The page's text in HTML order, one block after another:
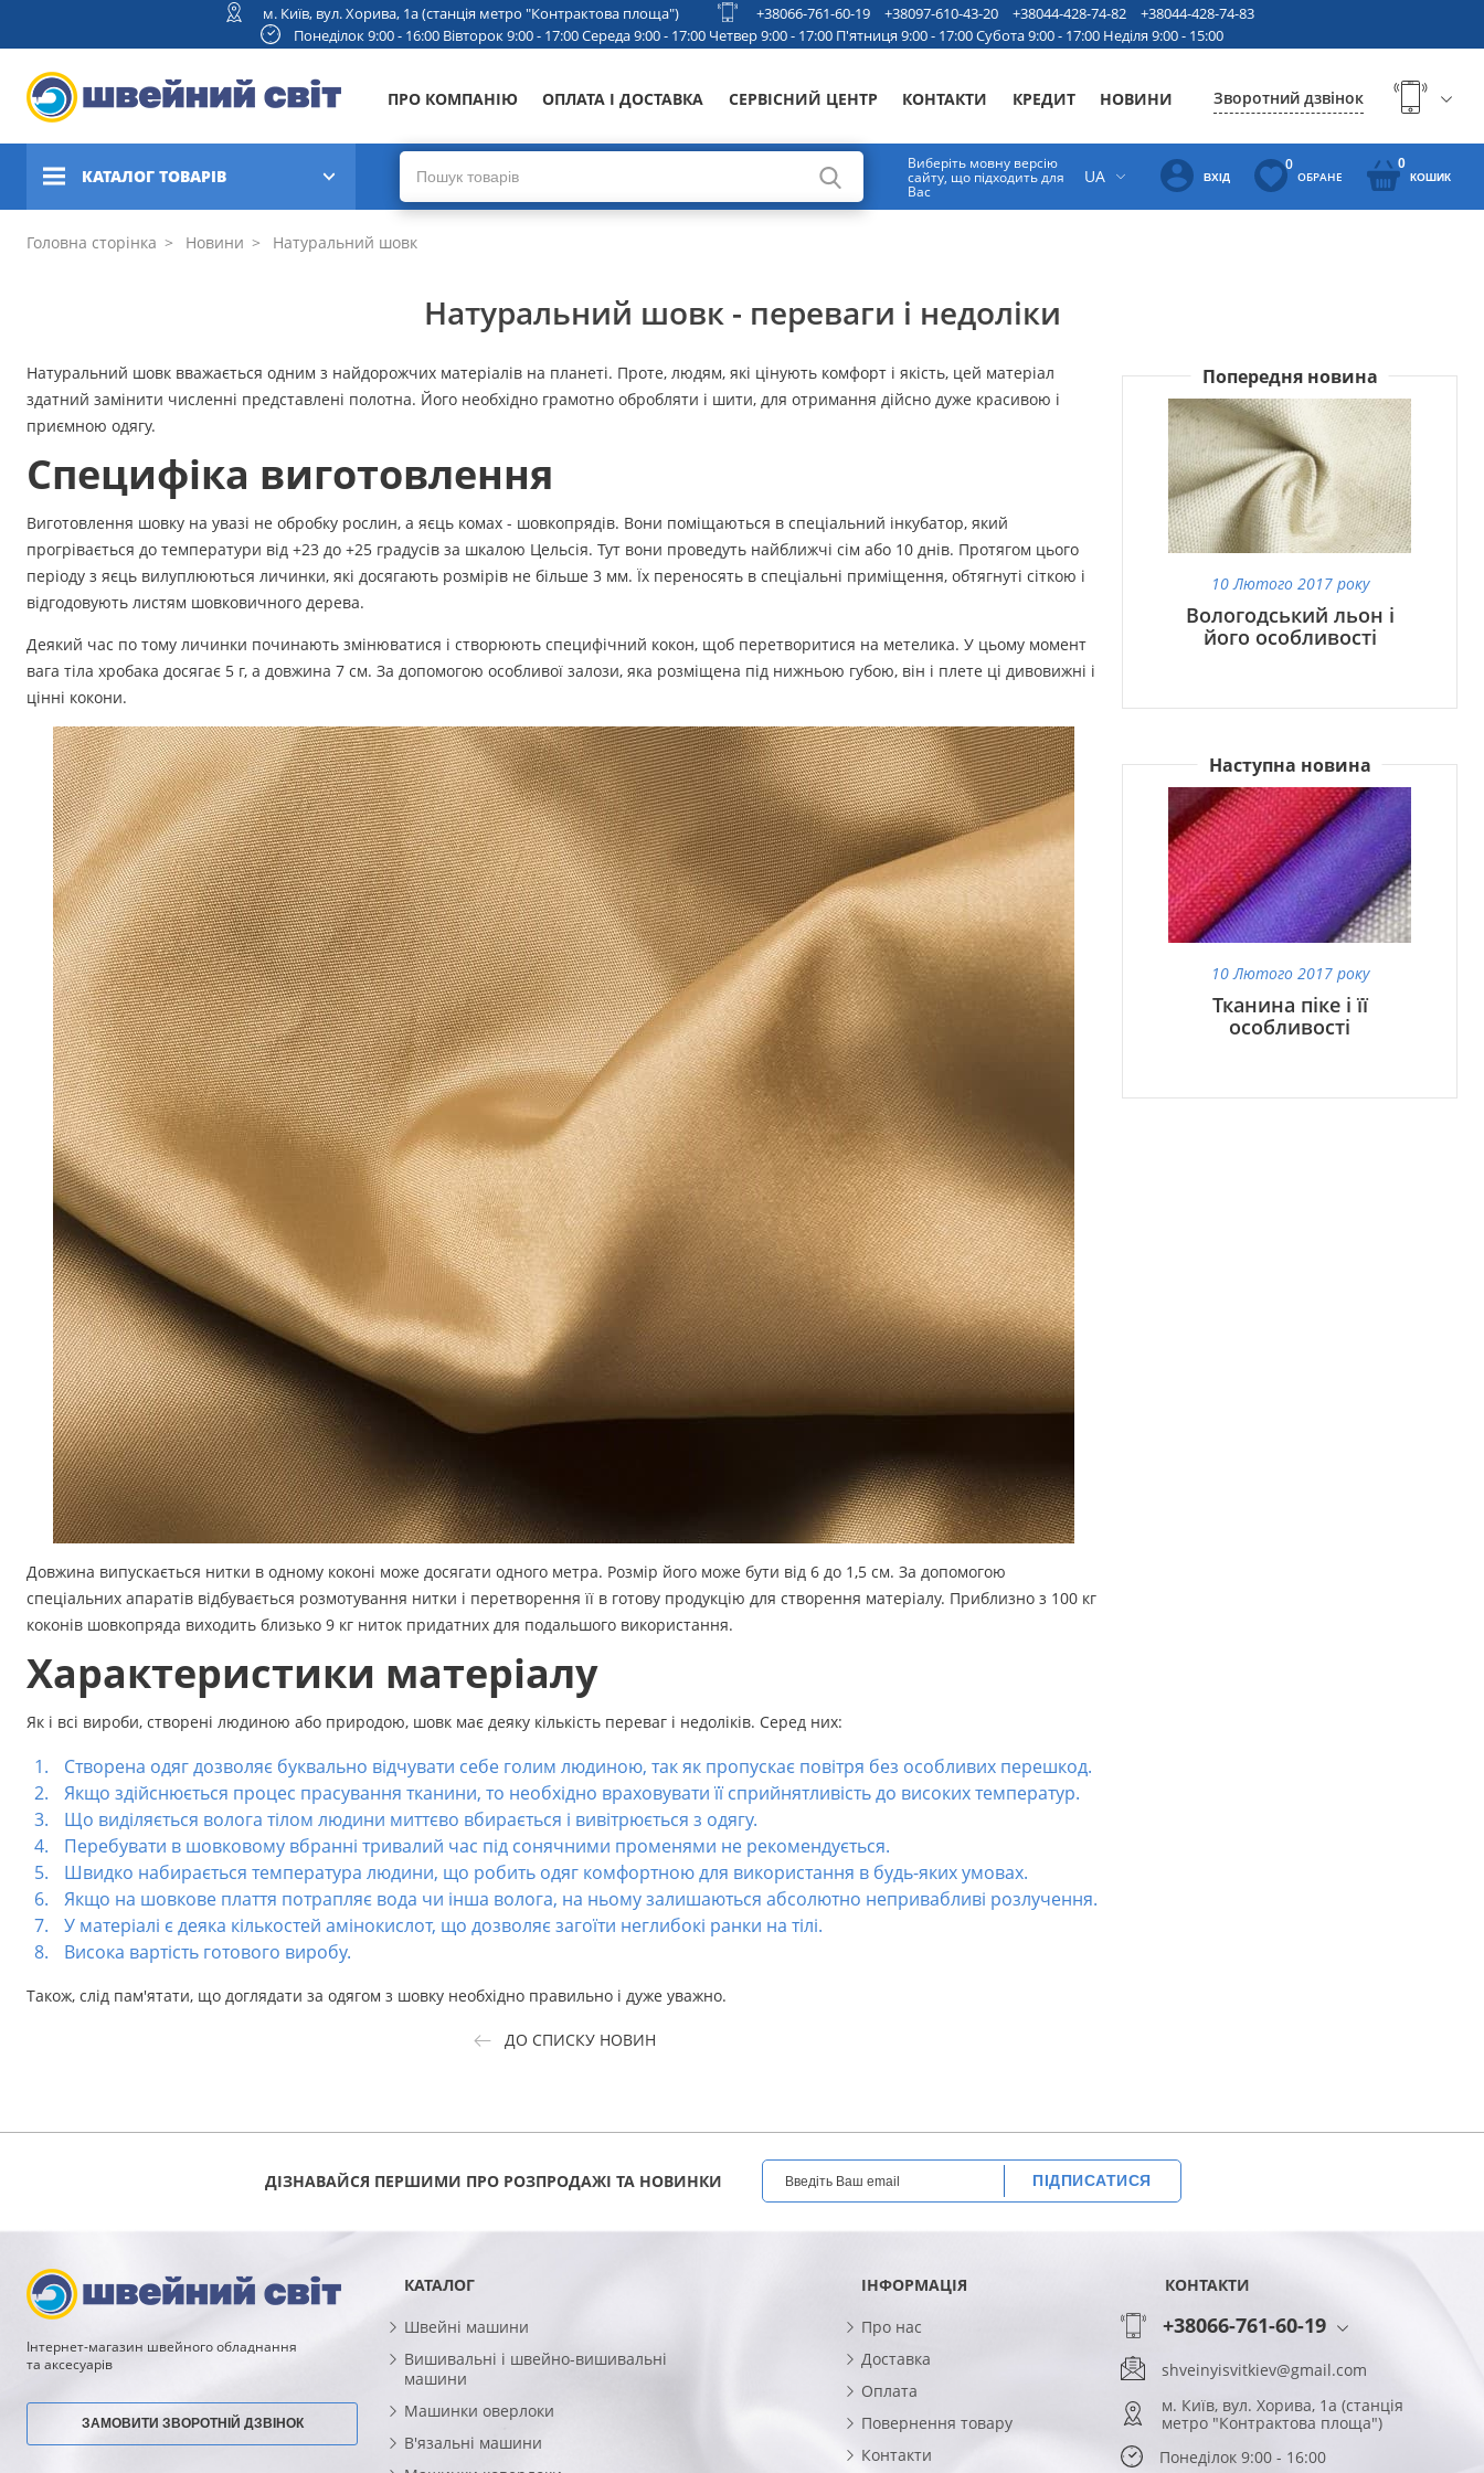
м. Київ, вул. Хорива, 1а (станція метро "Контрактова площа") +38066-761-60-19 +38097-610-43-20 +38044-428-74-82
+38044-428-74-83
Понеділок 9:00 - 16:00 Вівторок 9:00 - 17:00 Середа 9:00 - 17:00 Четвер 9:00 - 17:00 П'ятниця 9:00 - 17:00 Субота 9:00 - 17:00 Неділя 9:00 - 15:00
ПРО КОМПАНІЮ ОПЛАТА І ДОСТАВКА СЕРВІСНИЙ ЦЕНТР КОНТАКТИ КРЕДИТ НОВИНИ Зворотний дзвінок
КАТАЛОГ ТОВАРІВ
Швейні машини
Коверлоки, оверлоки,
плоскошовні машини
В'язальні машини
Бренди
Виберіть мовну версію
сайту, що підходить для
Вас
UA ВХІД
0
ОБРАНЕ
0
КОШИК
Головна сторінка Новини Натуральний шовк
Натуральний шовк - переваги і недоліки
Натуральний шовк вважається одним з найдорожчих матеріалів на планеті. Проте, людям, які цінують комфорт і якість, цей матеріал
здатний замінити численні представлені полотна. Його необхідно грамотно обробляти і шити, для отримання дійсно дуже красивою і
приємною одягу.
Специфіка виготовлення
Виготовлення шовку на увазі не обробку рослин, а яєць комах - шовкопрядів. Вони поміщаються в спеціальний інкубатор, який
прогрівається до температури від +23 до +25 градусів за шкалою Цельсія. Тут вони проведуть найближчі сім або 10 днів. Протягом цього
періоду з яєць вилуплюються личинки, які досягають розмірів не більше 3 мм. Їх переносять в спеціальні приміщення, обтягнуті сіткою і
відгодовують листям шовковичного дерева.
Деякий час по тому личинки починають змінюватися і створюють специфічний кокон, щоб перетворитися на метелика. У цьому момент
вага тіла хробака досягає 5 г, а довжина 7 см. За допомогою особливої залози, яка розміщена під нижньою губою, він і плете ці дивовижні і
цінні кокони.
Довжина випускається нитки в одному коконі може досягати одного метра. Розмір його може бути від 6 до 1,5 см. За допомогою
спеціальних апаратів відбувається розмотування нитки і перетворення її в готову продукцію для створення матеріалу. Приблизно з 100 кг
коконів шовкопряда виходить близько 9 кг ниток придатних для подальшого використання.
Характеристики матеріалу
Як і всі вироби, створені людиною або природою, шовк має деяку кількість переваг і недоліків. Серед них:
Створена одяг дозволяє буквально відчувати себе голим людиною, так як пропускає повітря без особливих перешкод.
Якщо здійснюється процес прасування тканини, то необхідно враховувати її сприйнятливість до високих температур.
Що виділяється волога тілом людини миттєво вбирається і вивітрюється з одягу.
Перебувати в шовковому вбранні тривалий час під сонячними променями не рекомендується.
Швидко набирається температура людини, що робить одяг комфортною для використання в будь-яких умовах.
Якщо на шовкове плаття потрапляє вода чи інша волога, на ньому залишаються абсолютно непривабливі розлучення.
У матеріалі є деяка кількостей амінокислот, що дозволяє загоїти неглибокі ранки на тілі.
Висока вартість готового виробу.
Також, слід пам'ятати, що доглядати за одягом з шовку необхідно правильно і дуже уважно.
ДО СПИСКУ НОВИН
Попередня новина
10 Лютого 2017 року
Вологодський льон і
його особливості
Наступна новина
10 Лютого 2017 року
Тканина піке і її
особливості
ДІЗНАВАЙСЯ ПЕРШИМИ ПРО РОЗПРОДАЖІ ТА НОВИНКИ ПІДПИСАТИСЯ
Інтернет-магазин швейного обладнання
та аксесуарів
ЗАМОВИТИ ЗВОРОТНІЙ ДЗВІНОК
КАТАЛОГ
Швейні машини
Вишивальні і швейно-вишивальні
машини
Машинки оверлоки
В'язальні машини
ІНФОРМАЦІЯ
Про нас
Доставка
Оплата
Повернення товару
Контакти
КОНТАКТИ
+38066-761-60-19
shveinyisvitkiev@gmail.com
м. Київ, вул. Хорива, 1а (станція
метро "Контрактова площа")
Понеділок 9:00 - 16:00